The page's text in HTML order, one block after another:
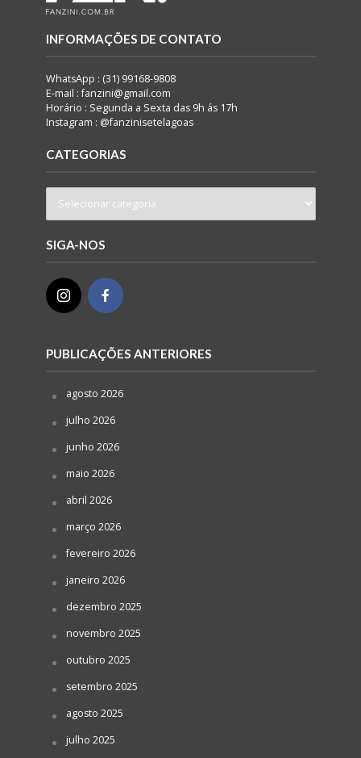
INFORMAÇÕES DE CONTATO
WhatsApp : (31) 99168-9808
E-mail : fanzini@gmail.com
Horário : Segunda a Sexta das 9h ás 17h
Instagram : @fanzinisetelagoas
CATEGORIAS
SIGA-NOS
PUBLICAÇÕES ANTERIORES
agosto 2026
julho 2026
junho 2026
maio 2026
abril 2026
março 2026
fevereiro 2026
janeiro 2026
dezembro 2025
novembro 2025
outubro 2025
setembro 2025
agosto 2025
julho 2025